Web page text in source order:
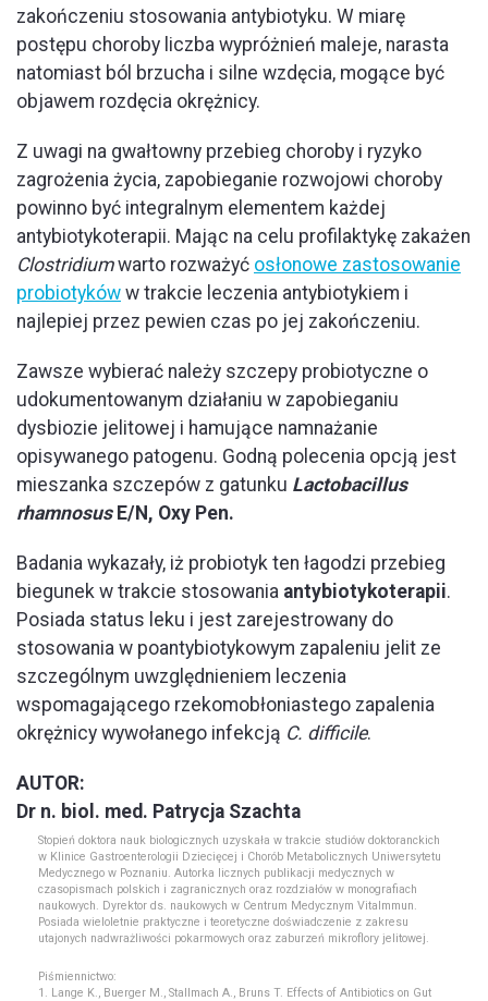
zakończeniu stosowania antybiotyku. W miarę
postępu choroby liczba wypróżnień maleje, narasta
natomiast ból brzucha i silne wzdęcia, mogące być
objawem rozdęcia okrężnicy.
Z uwagi na gwałtowny przebieg choroby i ryzyko
zagrożenia życia, zapobieganie rozwojowi choroby
powinno być integralnym elementem każdej
antybiotykoterapii. Mając na celu profilaktykę zakażen
Clostridiumwarto rozważyć osłonowe zastosowanie
probiotyków w trakcie leczenia antybiotykiem i
najlepiej przez pewien czas po jej zakończeniu.
Zawsze wybierać należy szczepy probiotyczne o
udokumentowanym działaniu w zapobieganiu
dysbiozie jelitowej i hamujące namnażanie
opisywanego patogenu. Godną polecenia opcją jest
mieszanka szczepów z gatunku Lactobacillus
rhamnosusE/N, Oxy Pen.
Badania wykazały, iż probiotyk ten łagodzi przebieg
biegunek w trakcie stosowania antybiotykoterapii.
Posiada status leku i jest zarejestrowany do
stosowania w poantybiotykowym zapaleniu jelit ze
szczególnym uwzględnieniem leczenia
wspomagającego rzekomobłoniastego zapalenia
okrężnicy wywołanego infekcją C. difficile.
AUTOR:
Dr n. biol. med. Patrycja Szachta
Stopień doktora nauk biologicznych uzyskała w trakcie studiów doktoranckich
w Klinice Gastroenterologii Dziecięcej i Chorób Metabolicznych Uniwersytetu
Medycznego w Poznaniu. Autorka licznych publikacji medycznych w
czasopismach polskich i zagranicznych oraz rozdziałów w monografiach
naukowych. Dyrektor ds. naukowych w Centrum Medycznym VitaImmun.
Posiada wieloletnie praktyczne i teoretyczne doświadczenie z zakresu
utajonych nadwrażliwości pokarmowych oraz zaburzeń mikroflory jelitowej.
Piśmiennictwo:
1. Lange K., Buerger M., Stallmach A., Bruns T. Effects of Antibiotics on Gut